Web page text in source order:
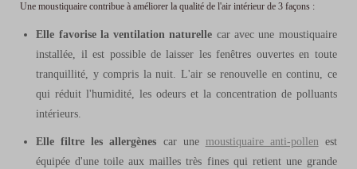
Une moustiquaire contribue à améliorer la qualité de l'air intérieur de 3 façons :
Elle favorise la ventilation naturelle car avec une moustiquaire
installée, il est possible de laisser les fenêtres ouvertes en toute
tranquillité, y compris la nuit. L'air se renouvelle en continu, ce
qui réduit l'humidité, les odeurs et la concentration de polluants
intérieurs.
Elle filtre les allergènes car une moustiquaire anti-pollenest
équipée d'une toile aux mailles très fines qui retient une grande